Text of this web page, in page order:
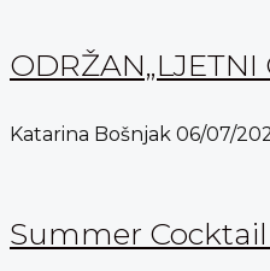
Katarina Bošnjak 06/07/
Summer